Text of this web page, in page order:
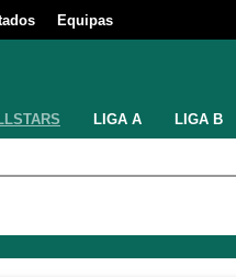
Equipas
LIGA A LIGA B